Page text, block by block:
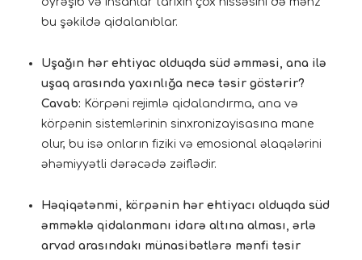
bu şəkildə qidalanıblar.
Uşağın hər ehtiyac olduqda süd əmməsi, ana ilə
uşaq arasında yaxınlığa necə təsir göstərir?
Cavab: Körpəni rejimlə qidalandırma, ana və
körpənin sistemlərinin sinxronizayisasına mane
olur, bu isə onların fiziki və emosional əlaqələrini
əhəmiyyətli dərəcədə zəiflədir.
Həqiqətənmi, körpənin hər ehtiyacı olduqda süd
əmməklə qidalanmanı idarə altına alması, ərlə
arvad arasındakı münasibətlərə mənfi təsir